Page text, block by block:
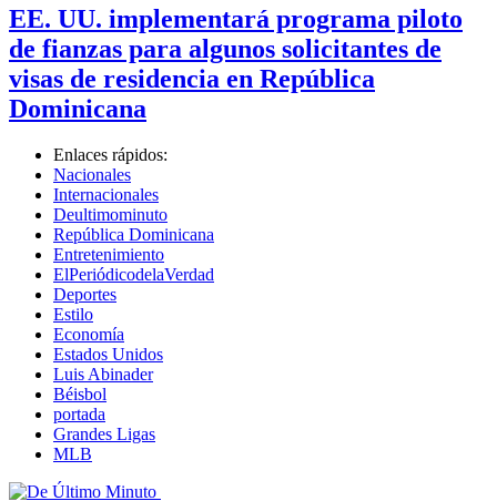
EE. UU. implementará programa piloto
de fianzas para algunos solicitantes de
visas de residencia en República
Dominicana
Enlaces rápidos:
Nacionales
Internacionales
Deultimominuto
República Dominicana
Entretenimiento
ElPeriódicodelaVerdad
Deportes
Estilo
Economía
Estados Unidos
Luis Abinader
Béisbol
portada
Grandes Ligas
MLB